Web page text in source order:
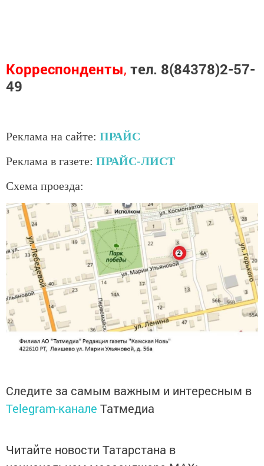
Корреспонденты, тел. 8(84378)2-57-
49
Реклама на сайте: ПРАЙС
Реклама в газете: ПРАЙС-ЛИСТ
Схема проезда:
Следите за самым важным и интересным в
Telegram-канале Татмедиа
Читайте новости Татарстана в